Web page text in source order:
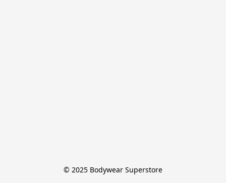
© 2025 Bodywear Superstore